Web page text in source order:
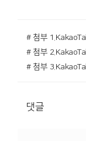
# 첨부
# 첨부
# 첨부
댓글